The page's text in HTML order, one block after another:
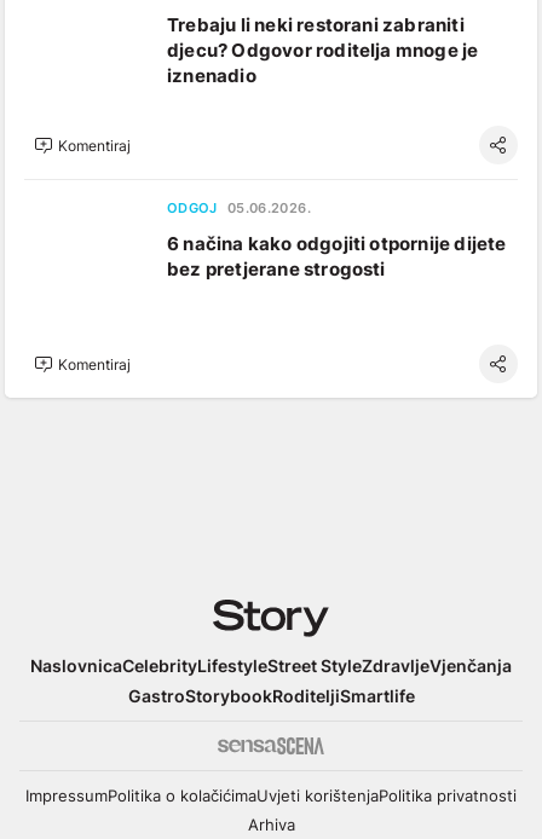
Trebaju li neki restorani zabraniti
djecu? Odgovor roditelja mnoge je
iznenadio
Komentiraj
ODGOJ 05.06.2026.
6 načina kako odgojiti otpornije dijete
bez pretjerane strogosti
Komentiraj
Story
NaslovnicaCelebrityLifestyleStreet StyleZdravljeVjenčanja
GastroStorybookRoditeljiSmartlife
ImpressumPolitika o kolačićimaUvjeti korištenjaPolitika privatnosti
Arhiva